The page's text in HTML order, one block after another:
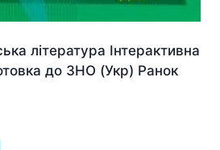
література Інтерактивна
до ЗНО (Укр) Ранок